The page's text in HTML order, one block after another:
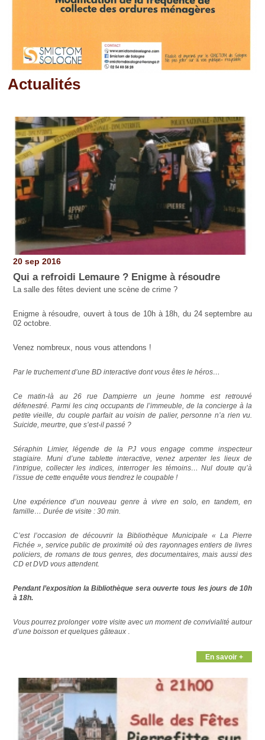
Actualités
20 sep 2016
Qui a refroidi Lemaure ? Enigme à résoudre
La salle des fêtes devient une scène de crime ?
Enigme à résoudre, ouvert à tous de 10h à 18h, du 24 septembre au
02 octobre.
Venez nombreux, nous vous attendons !
Par le truchement d’une BD interactive dont vous êtes le héros…
Ce matin-là au 26 rue Dampierre un jeune homme est retrouvé
défenestré. Parmi les cinq occupants de l’immeuble, de la concierge à la
petite vieille, du couple parfait au voisin de palier, personne n’a rien vu.
Suicide, meurtre, que s’est-il passé ?
Séraphin Limier, légende de la PJ vous engage comme inspecteur
stagiaire. Muni d’une tablette interactive, venez arpenter les lieux de
l’intrigue, collecter les indices, interroger les témoins… Nul doute qu’à
l’issue de cette enquête vous tiendrez le coupable !
Une expérience d’un nouveau genre à vivre en solo, en tandem, en
famille… Durée de visite : 30 min.
C’est l’occasion de découvrir la Bibliothèque Municipale « La Pierre
Fichée », service public de proximité où des rayonnages entiers de livres
policiers, de romans de tous genres, des documentaires, mais aussi des
CD et DVD vous attendent.
Pendant l’exposition la Bibliothèque sera ouverte tous les jours de 10h
à 18h.
Vous pourrez prolonger votre visite avec un moment de convivialité autour
d’une boisson et quelques gâteaux .
En savoir +
Pages